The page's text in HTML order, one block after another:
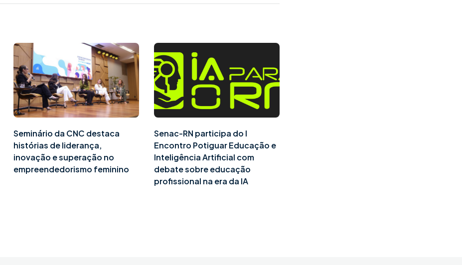
Seminário da CNC destaca
histórias de liderança,
inovação e superação no
empreendedorismo feminino
Senac-RN participa do I
Encontro Potiguar Educação e
Inteligência Artificial com
debate sobre educação
profissional na era da IA